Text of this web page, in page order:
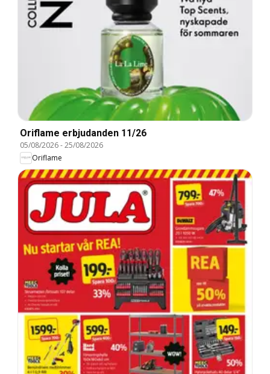
Oriflame erbjudanden 11/26
05/08/2026-25/08/2026
Oriflame